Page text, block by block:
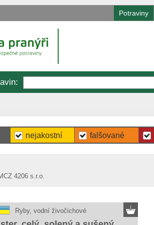
Potraviny
:
nejakostní falšované
4206 s.r.o.
Ryby, vodní živočichové